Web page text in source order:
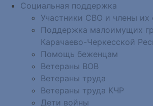
Социальная поддержка
Участники СВО и члены их
Поддержка малоимущих
Карачаево-Черкесской
Помощь беженцам
Ветераны ВОВ
Ветераны труда
Ветераны труда КЧР
Дети войны